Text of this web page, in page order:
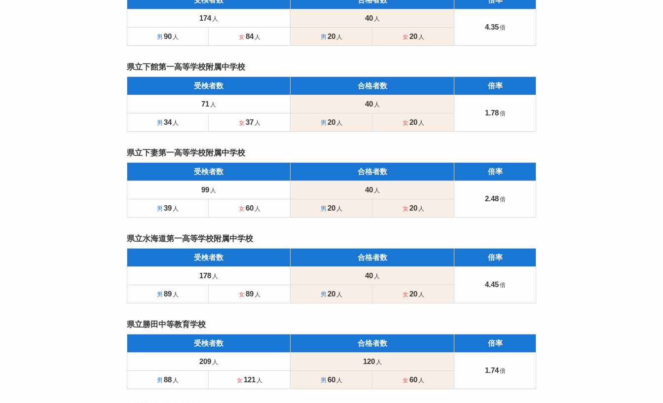
174
40
4.35
90
84 20 20
県立下館第一高等学校附属中学校
受検者数 合格者数 倍率
71
40
1.78
34
37 20 20
県立下妻第一高等学校附属中学校
受検者数 合格者数 倍率
99
40
2.48
39
60 20 20
県立水海道第一高等学校附属中学校
受検者数 合格者数 倍率
178
40
4.45
89
89 20 20
県立勝田中等教育学校
受検者数 合格者数 倍率
209
120
1.74
88
121 60 60